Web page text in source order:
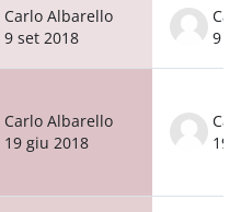
Carlo Albarello
9 set 2018
9
Carlo Albarello
19 giu 2018
19